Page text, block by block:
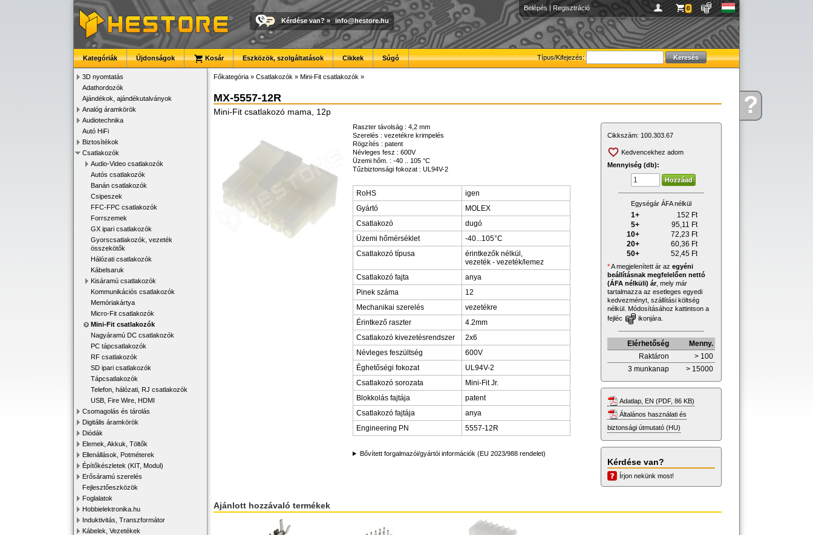
Kérdése?
Belépés | Regisztráció 0
Kérdése van? » info@hestore.hu
Típus/Kifejezés:
Kategóriák Újdonságok Kosár Eszközök, szolgáltatások Cikkek Súgó
3D nyomtatás
Adathordozók
Ajándékok, ajándékutalványok
Analóg áramkörök
Audiotechnika
Autó HiFi
Biztosítékok
Csatlakozók
Audio-Video csatlakozók
Autós csatlakozók
Banán csatlakozók
Csipeszek
FFC-FPC csatlakozók
Forrszemek
GX ipari csatlakozók
Gyorscsatlakozók, vezeték
összekötők
Hálózati csatlakozók
Kábelsaruk
Kisáramú csatlakozók
Kommunikációs csatlakozók
Memóriakártya
Micro-Fit csatlakozók
Mini-Fit csatlakozók
Nagyáramú DC csatlakozók
PC tápcsatlakozók
RF csatlakozók
SD ipari csatlakozók
Tápcsatlakozók
Telefon, hálózati, RJ csatlakozók
USB, Fire Wire, HDMI
Csomagolás és tárolás
Digitális áramkörök
Diódák
Elemek, Akkuk, Töltők
Ellenállások, Potméterek
Építőkészletek (KIT, Modul)
Erősáramú szerelés
Fejlesztőeszközök
Foglalatok
Hobbielektronika.hu
Induktivitás, Transzformátor
Kábelek, Vezetékek
Főkategória » Csatlakozók » Mini-Fit csatlakozók »
MX-5557-12R
Mini-Fit csatlakozó mama, 12p
Raszter távolság : 4,2 mm
Szerelés : vezetékre krimpelés
Rögzítés : patent
Névleges fesz : 600V
Üzemi hőm. : -40 .. 105 °C
Tűzbiztonsági fokozat : UL94V-2
RoHS
igen
Gyártó
MOLEX
Csatlakozó
dugó
Üzemi hőmérséklet
-40...105°C
Csatlakozó típusa
érintkezők nélkül,
vezeték - vezeték/lemez
Csatlakozó fajta
anya
Pinek száma
12
Mechanikai szerelés
vezetékre
Érintkező raszter
4.2mm
Csatlakozó kivezetésrendszer
2x6
Névleges feszültség
600V
Éghetőségi fokozat
UL94V-2
Csatlakozó sorozata
Mini-Fit Jr.
Blokkolás fajtája
patent
Csatlakozó fajtája
anya
Engineering PN
5557-12R
Bővített forgalmazói/gyártói információk (EU 2023/988 rendelet)
Cikkszám: 100.303.67
Kedvencekhez adom
Mennyiség (db):
Egységár ÁFA nélkül
1+ 152 Ft
5+
95,11 Ft
10+
72,23 Ft
20+
60,36 Ft
50+
52,45 Ft
*A megjelenített ár az egyéni
beállításnak megfelelően nettó
(ÁFA nélküli) ár, mely már
tartalmazza az esetleges egyedi
kedvezményt, szállítási költség
nélkül. Módosításához kattintson a
fejléc
ikonjára.
Elérhetőség
Menny.
Raktáron
> 100
3 munkanap
> 15000
Adatlap, EN (PDF, 86 KB)
Általános használati és
biztonsági útmutató (HU)
Kérdése van?
Írjon nekünk most!
Ajánlott hozzávaló termékek